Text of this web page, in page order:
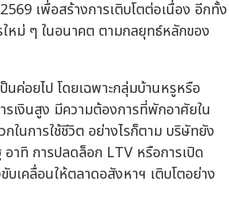
เพื่อสร้างการเติบโตต่อเนื่อง อีกทั้ง
หม่ ๆ ในอนาคต ตามกลยุทธ์หลักของ
ค่อยไป โดยเฉพาะกลุ่มบ้านหรูหรือ
เงินสูง มีความต้องการที่พักอาศัยใน
นการใช้ชีวิต อย่างไรก็ตาม บริษัทยัง
าทิ การปลดล็อก LTV หรือการเปิด
เคลื่อนให้ตลาดอสังหาฯ เติบโตอย่าง